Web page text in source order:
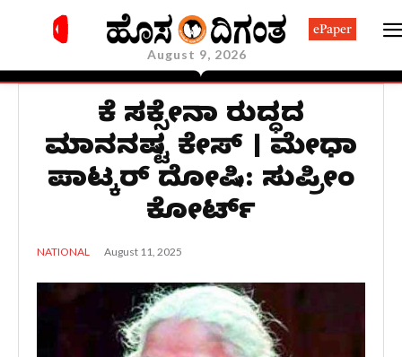
August 9, 2026
ePaper
ವಿಕೆ ಸಕ್ಸೇನಾ ವಿರುದ್ಧದ
ಮಾನನಷ್ಟ ಕೇಸ್ । ಮೇಧಾ
ಪಾಟ್ಕರ್ ದೋಷಿ: ಸುಪ್ರೀಂ
ಕೋರ್ಟ್
NATIONAL August 11, 2025